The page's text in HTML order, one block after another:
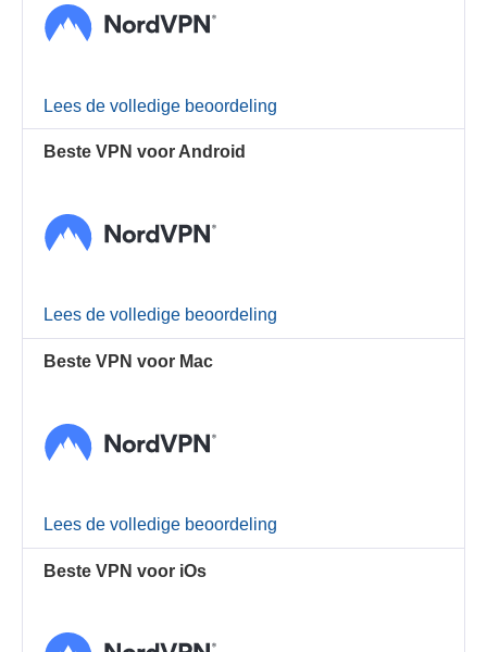
Lees de volledige beoordeling
Beste VPN voor Android
Lees de volledige beoordeling
Beste VPN voor Mac
Lees de volledige beoordeling
Beste VPN voor iOs